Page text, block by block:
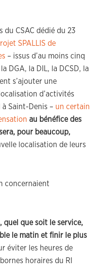
du CSAC dédié du 23
SPALLIS de
– issus d’au moins cinq
DGA, la DIL, la DCSD, la
s’ajouter une
d’activités
Saint-Denis – un certain
au bénéfice des
pour beaucoup,
localisation de leurs
concernaient
quel que soit le service,
le matin et finir le plus
éviter les heures de
horaires du RI